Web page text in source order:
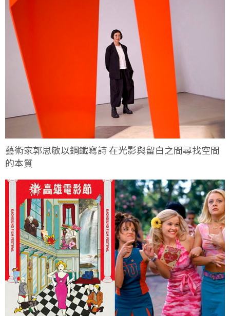
藝術家郭思敏以鋼鐵寫詩 在光影與留白之間尋找空間
的本質